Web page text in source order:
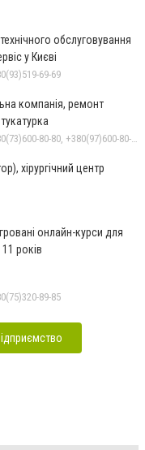
обслуговування
у Києві
69-69
компанія, ремонт
хірургічний центр
онлайн-курси для
років
89-85